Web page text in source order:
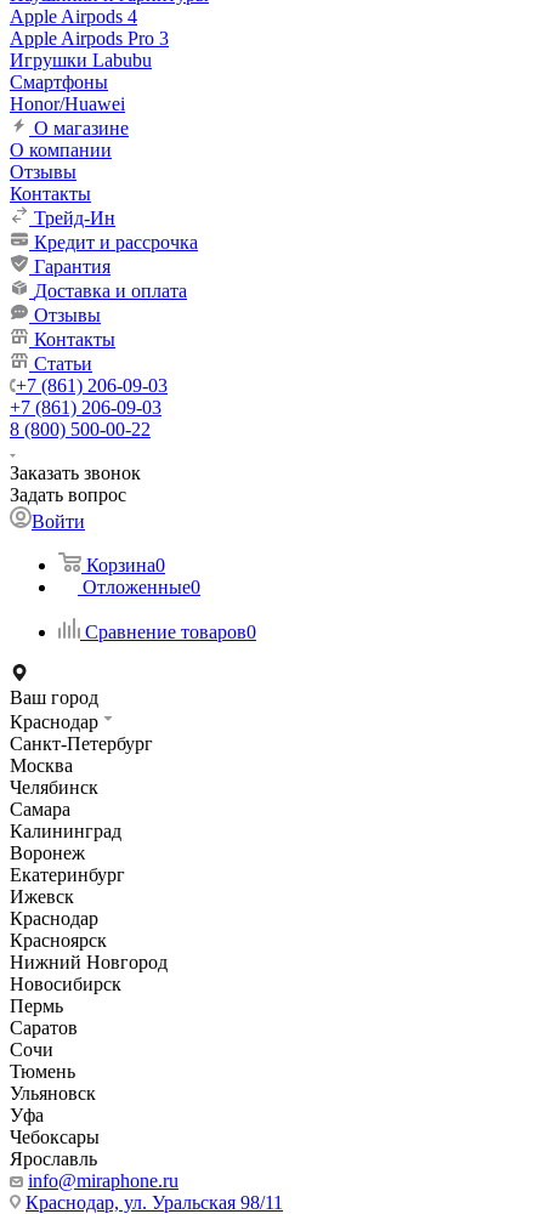
Apple Airpods 4
Apple Airpods Pro 3
Игрушки Labubu
Смартфоны
Honor/Huawei
О магазине
О компании
Отзывы
Контакты
Трейд-Ин
Кредит и рассрочка
Гарантия
Доставка и оплата
Отзывы
Контакты
Статьи
+7 (861) 206-09-03
+7 (861) 206-09-03
8 (800) 500-00-22
Заказать звонок
Задать вопрос
Войти
Корзина0
Отложенные0
Сравнение товаров0
Ваш город
Краснодар
Санкт-Петербург
Москва
Челябинск
Самара
Калининград
Воронеж
Екатеринбург
Ижевск
Краснодар
Красноярск
Нижний Новгород
Новосибирск
Пермь
Саратов
Сочи
Тюмень
Ульяновск
Уфа
Чебоксары
Ярославль
info@miraphone.ru
Краснодар, ул. Уральская 98/11